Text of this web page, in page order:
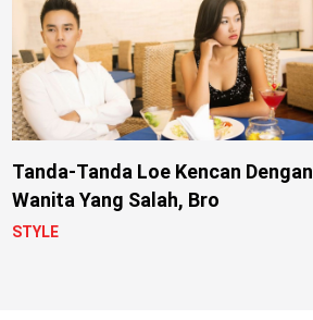
Tanda-Tanda Loe Kencan Dengan
Wanita Yang Salah, Bro
STYLE